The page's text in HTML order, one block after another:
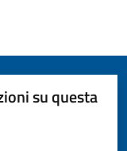
su questa